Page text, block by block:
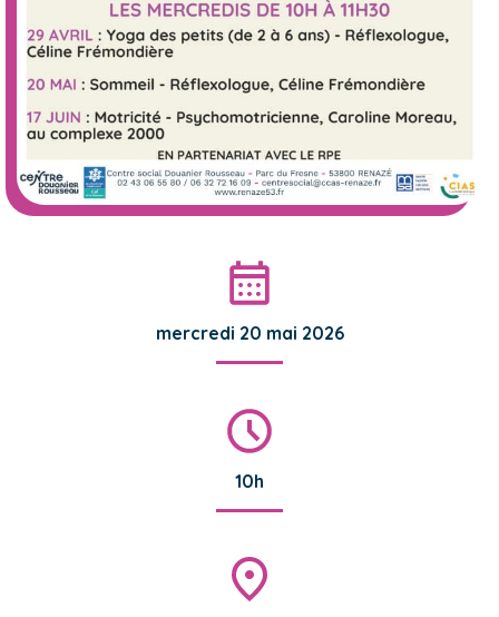
mercredi 20 mai 2026
10h